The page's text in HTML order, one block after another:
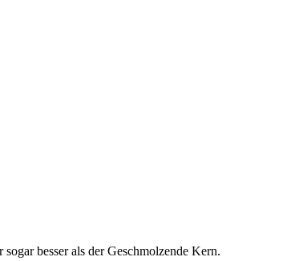
besser als der Geschmolzende Kern.